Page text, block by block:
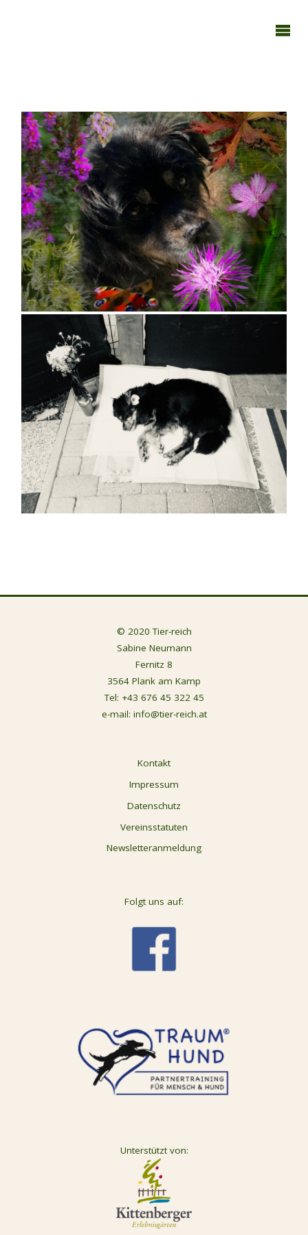
© 2020 Tier-reich
Sabine Neumann
Fernitz 8
3564 Plank am Kamp
Tel: +43 676 45 322 45
e-mail: info@tier-reich.at
Kontakt
Impressum
Datenschutz
Vereinsstatuten
Newsletteranmeldung
Folgt uns auf:
Unterstützt von: